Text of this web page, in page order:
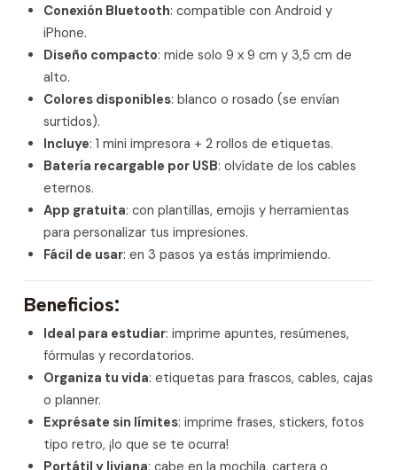
Conexión Bluetooth: compatible con Android y
iPhone.
Diseño compacto: mide solo 9 x 9 cm y 3,5 cm de
alto.
Colores disponibles: blanco o rosado (se envían
surtidos).
Incluye: 1 mini impresora + 2 rollos de etiquetas.
Batería recargable por USB: olvídate de los cables
eternos.
App gratuita: con plantillas, emojis y herramientas
para personalizar tus impresiones.
Fácil de usar: en 3 pasos ya estás imprimiendo.
Beneficios:
Ideal para estudiar: imprime apuntes, resúmenes,
fórmulas y recordatorios.
Organiza tu vida: etiquetas para frascos, cables, cajas
o planner.
Exprésate sin límites: imprime frases, stickers, fotos
tipo retro, ¡lo que se te ocurra!